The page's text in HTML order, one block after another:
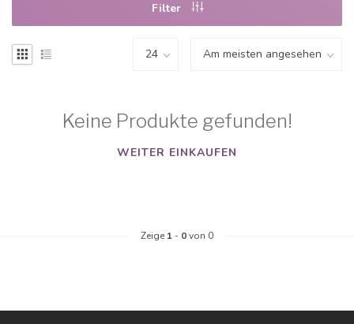
Filter
Keine Produkte gefunden!
WEITER EINKAUFEN
Zeige 1 - 0von 0